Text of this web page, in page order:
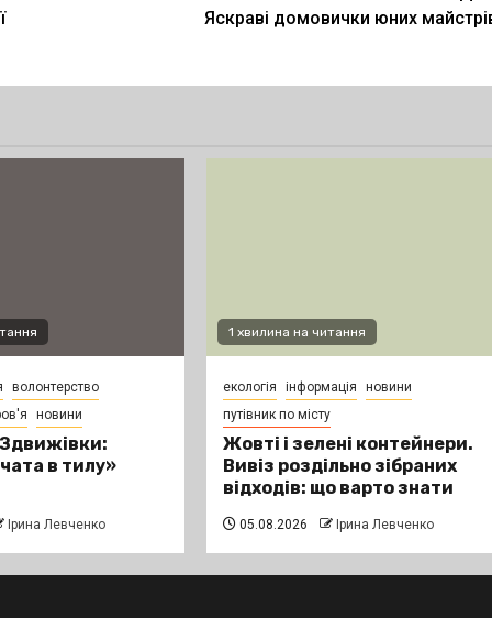
Яскраві домовички юних
волонтерство
новини
в тилу»
Ірина Левченко
1 хвилина на читання
екологія інформація
новини
путівник по місту
Жовті і зелені контейнери.
Вивіз роздільно зібраних
відходів: що варто знати
05.08.2026 Ірина Левченко